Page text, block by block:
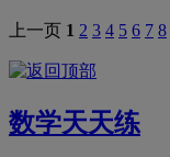
上一页 1 2 3 4 5 6 7 8
数学天天练